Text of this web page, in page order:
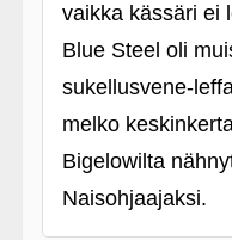
vaikka kässäri ei
Blue Steel oli
sukellusvene-
melko
Bigelowilta
Naisohjaajaksi.